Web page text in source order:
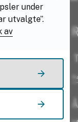
under
utvalgte”.
av